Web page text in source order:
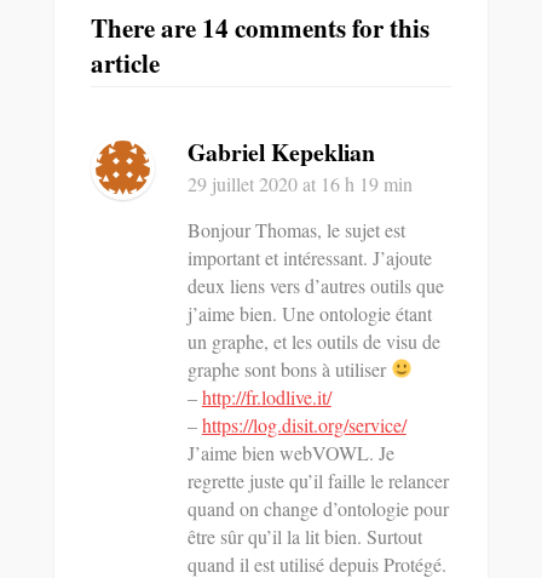
There are 14 comments for this
article
Gabriel Kepeklian
29 juillet 2020at 16 h 19 min
Bonjour Thomas, le sujet est
important et intéressant. J’ajoute
deux liens vers d’autres outils que
j’aime bien. Une ontologie étant
un graphe, et les outils de visu de
graphe sont bons à utiliser
–http://fr.lodlive.it/
–https://log.disit.org/service/
J’aime bien webVOWL. Je
regrette juste qu’il faille le relancer
quand on change d’ontologie pour
être sûr qu’il la lit bien. Surtout
quand il est utilisé depuis Protégé.